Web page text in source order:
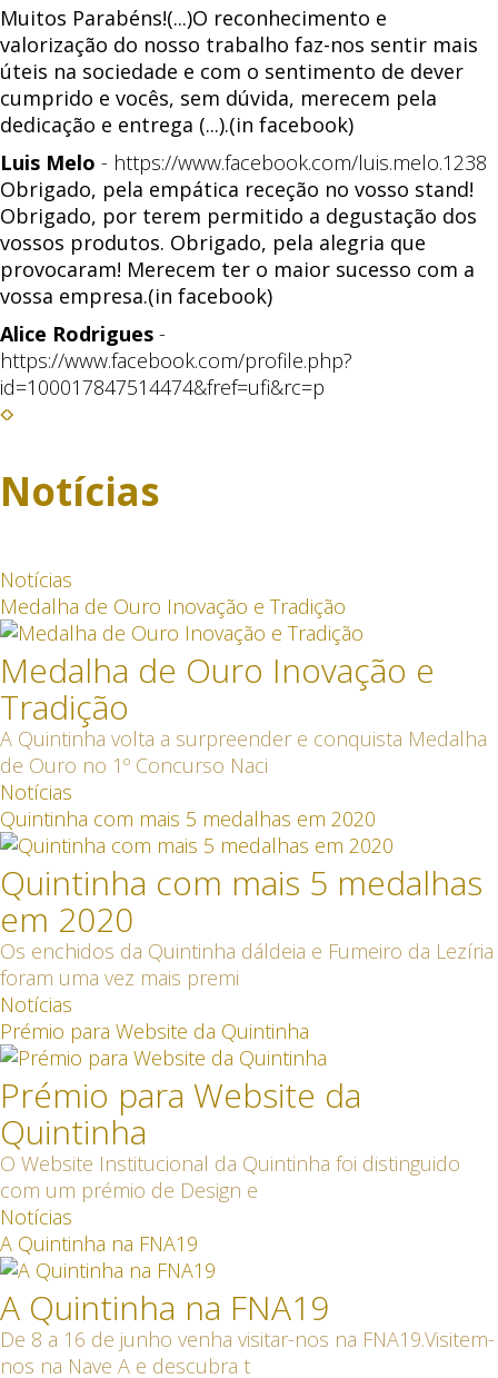
Muitos Parabéns!(...)O reconhecimento e
valorização do nosso trabalho faz-nos sentir mais
úteis na sociedade e com o sentimento de dever
cumprido e vocês, sem dúvida, merecem pela
dedicação e entrega (...).(in facebook)
Luis Melo - https://www.facebook.com/luis.melo.1238
Obrigado, pela empática receção no vosso stand!
Obrigado, por terem permitido a degustação dos
vossos produtos. Obrigado, pela alegria que
provocaram! Merecem ter o maior sucesso com a
vossa empresa.(in facebook)
Alice Rodrigues -
https://www.facebook.com/profile.php?
id=100017847514474&fref=ufi&rc=p
Notícias
Notícias
Medalha de Ouro Inovação e Tradição
Medalha de Ouro Inovação e
Tradição
A Quintinha volta a surpreender e conquista Medalha
de Ouro no 1º Concurso Naci
Notícias
Quintinha com mais 5 medalhas em 2020
Quintinha com mais 5 medalhas
em 2020
Os enchidos da Quintinha dáldeia e Fumeiro da Lezíria
foram uma vez mais premi
Notícias
Prémio para Website da Quintinha
Prémio para Website da
Quintinha
O Website Institucional da Quintinha foi distinguido
com um prémio de Design e
Notícias
A Quintinha na FNA19
A Quintinha na FNA19
De 8 a 16 de junho venha visitar-nos na FNA19.Visitem-
nos na Nave A e descubra t